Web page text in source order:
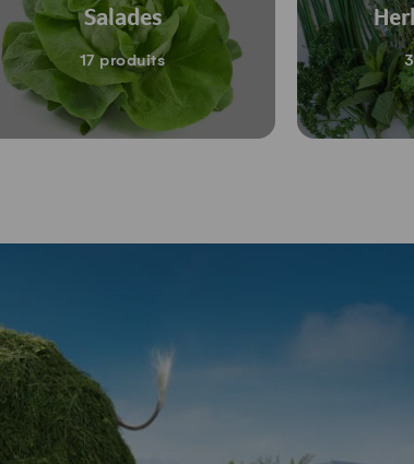
Salades
17 produits